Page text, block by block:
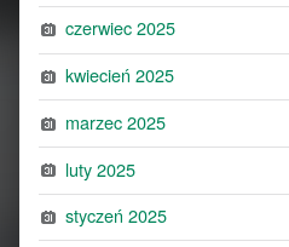
czerwiec 2025
kwiecień 2025
marzec 2025
luty 2025
styczeń 2025